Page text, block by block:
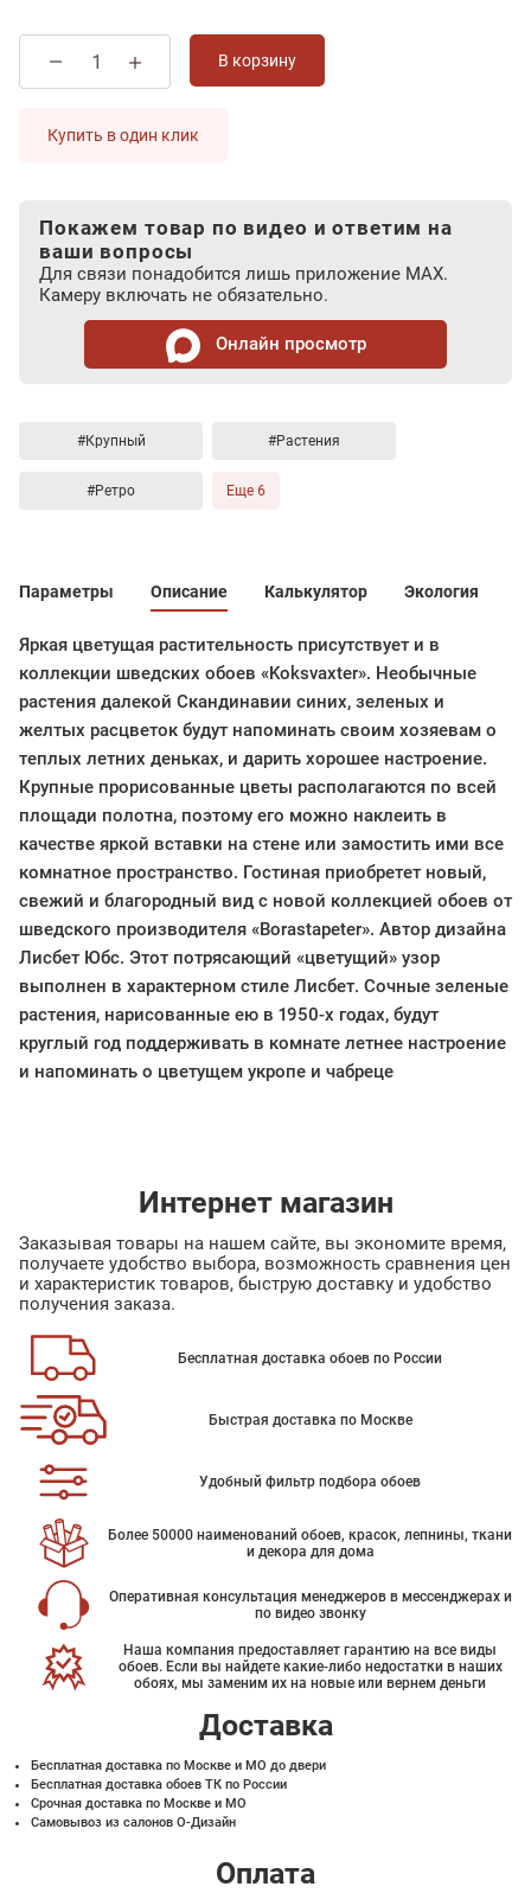
В корзину
Купить в один клик
Покажем товар по видео и ответим на
ваши вопросы
Для связи понадобится лишь приложение MAX.
Камеру включать не обязательно.
Онлайн просмотр
#Крупный #Растения
#Ретро Еще 6
Параметры Описание Калькулятор Экология
Яркая цветущая растительность присутствует и в
коллекции шведских обоев «Koksvaxter». Необычные
растения далекой Скандинавии синих, зеленых и
желтых расцветок будут напоминать своим хозяевам о
теплых летних деньках, и дарить хорошее настроение.
Крупные прорисованные цветы располагаются по всей
площади полотна, поэтому его можно наклеить в
качестве яркой вставки на стене или замостить ими все
комнатное пространство. Гостиная приобретет новый,
свежий и благородный вид с новой коллекцией обоев от
шведского производителя «Borastapeter». Автор дизайна
Лисбет Юбс. Этот потрясающий «цветущий» узор
выполнен в характерном стиле Лисбет. Сочные зеленые
растения, нарисованные ею в 1950-х годах, будут
круглый год поддерживать в комнате летнее настроение
и напоминать о цветущем укропе и чабреце
Интернет магазин
Заказывая товары на нашем сайте, вы экономите время,
получаете удобство выбора, возможность сравнения цен
и характеристик товаров, быструю доставку и удобство
получения заказа.
Бесплатная доставка обоев по России
Быстрая доставка по Москве
Удобный фильтр подбора обоев
Более 50000 наименований обоев, красок, лепнины, ткани
и декора для дома
Оперативная консультация менеджеров в мессенджерах и
по видео звонку
Наша компания предоставляет гарантию на все виды
обоев. Если вы найдете какие-либо недостатки в наших
обоях, мы заменим их на новые или вернем деньги
Доставка
Бесплатная доставка по Москве и МО до двери
Бесплатная доставка обоев ТК по России
Срочная доставка по Москве и МО
Самовывоз из салонов О-Дизайн
Оплата